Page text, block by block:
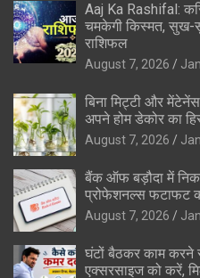
Aaj Ka Rashifal:
चमकेगी किस्मत, सुख-
राशिफल
August 7, 2026
बिना मिट्टी और
अपने होम डेकोर का
August 7, 2026
बैंक ऑफ बड़ौदा में
प्रोफेशनल्स फटाफट
August 7, 2026
घंटों बैठकर काम करने
एक्सरसाइज को करें,